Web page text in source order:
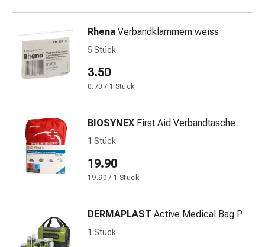
Rauchstopp
Venenbeschwerden
Störung
Gedächtnis-
&
Konzentrationsstörung
Allergien
&
Heuschnupfen
Antiallergika
Magen-
Darm
Rhena Verbandklammern weiss
5 Stück
3.50
0.70 / 1 Stück
BIOSYNEX First Aid Verbandtasche
1 Stück
19.90
19.90 / 1 Stück
DERMAPLAST Active Medical Bag P
1 Stück